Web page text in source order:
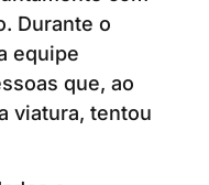
Durante o
equipe
que, ao
viatura, tentou